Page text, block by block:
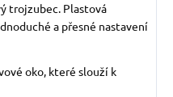
trojzubec. Plastová
a přesné nastavení
oko, které slouží k